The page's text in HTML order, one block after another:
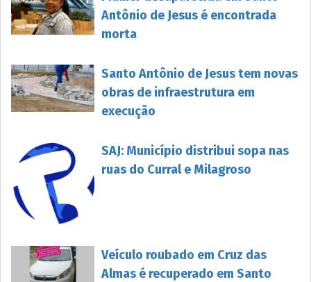
Antônio de Jesus é encontrada
morta
Santo Antônio de Jesus tem novas
obras de infraestrutura em
execução
SAJ: Município distribui sopa nas
ruas do Curral e Milagroso
Veículo roubado em Cruz das
Almas é recuperado em Santo